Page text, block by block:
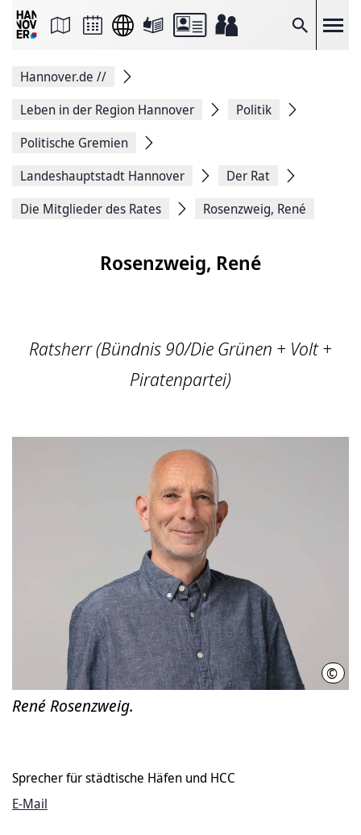
Suche
Seite
Facebook
teilen
Seitenlink
Seite
Hannover.de //
Leben in der Region Hannover
Politik
Politische Gremien
Landeshauptstadt Hannover
Der Rat
Die Mitglieder des Rates
Rosenzweig, René
Rosenzweig, René
Ratsherr (Bündnis 90/Die Grünen + Volt +
Piratenpartei)
©
René Rosenzweig.
Sprecher für städtische Häfen und HCC
E-Mail